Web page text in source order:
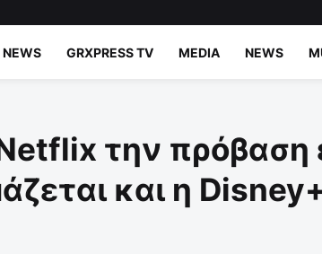
GRXPRESS TV MEDIA NEWS
την πρόβαση
και η